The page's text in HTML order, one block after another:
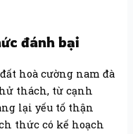
đánh bại
hoà cường nam đà
thách, từ cạnh
lại yếu tố thận
thức có kế hoạch